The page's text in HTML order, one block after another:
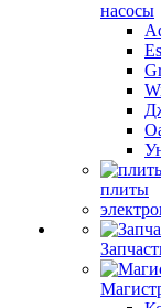
насосы
плиты